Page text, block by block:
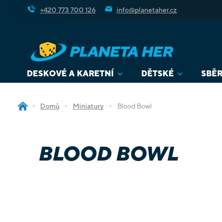
+420 773 700 126 info@planetaher.cz
DESKOVÉ A KARETNÍ DĚTSKÉ
Domů Miniatury Blood Bowl
BLOOD BOWL